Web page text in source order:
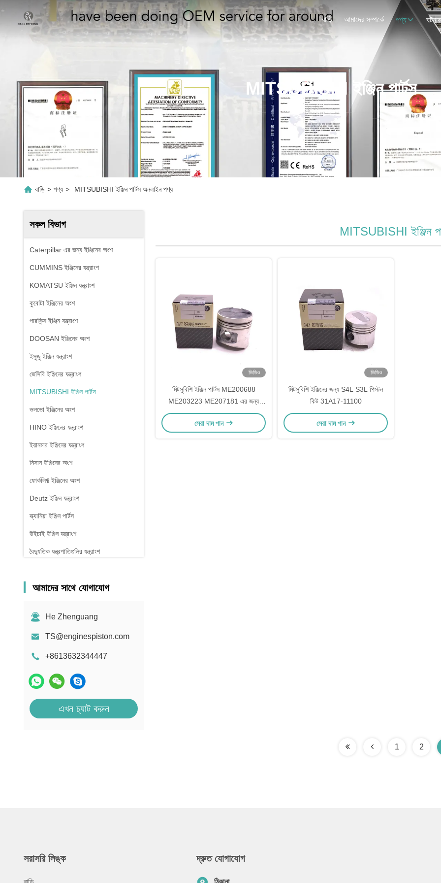
বাড়ি আমাদের সম্পর্কে পণ্য
MITSUBISHI ইঞ্জিন পার্টস
বাড়ি > পণ্য > MITSUBISHI ইঞ্জিন পার্টস অনলাইন পণ্য
সকল বিভাগ
Caterpillar এর জন্য ইঞ্জিনের অংশ
CUMMINS ইঞ্জিনের যন্ত্রাংশ
KOMATSU ইঞ্জিন যন্ত্রাংশ
কুবোটা ইঞ্জিনের অংশ
পারকিন্স ইঞ্জিন যন্ত্রাংশ
DOOSAN ইঞ্জিনের অংশ
ইসুজু ইঞ্জিন যন্ত্রাংশ
জেসিবি ইঞ্জিনের যন্ত্রাংশ
MITSUBISHI ইঞ্জিন পার্টস
ভলভো ইঞ্জিনের অংশ
HINO ইঞ্জিনের যন্ত্রাংশ
ইয়ানমার ইঞ্জিনের যন্ত্রাংশ
নিসান ইঞ্জিনের অংশ
ফোর্কলিফ্ট ইঞ্জিনের অংশ
Deutz ইঞ্জিন যন্ত্রাংশ
স্ক্যানিয়া ইঞ্জিন পার্টস
উইচাই ইঞ্জিন যন্ত্রাংশ
বৈদ্যুতিক যন্ত্রপাতিগুলির যন্ত্রাংশ
আমাদের সাথে যোগাযোগ
He Zhenguang
TS@enginespiston.com
+8613632344447
এখন চ্যাট করুন
MITSUBISHI ইঞ্জিন
ভিডিও
মিটসুবিশি ইঞ্জিন পার্টস ME200688
ME203223 ME207181 এর জন্য
4m40 4m40 টন পিস্টন কিট
সেরা দাম পান
ভিডিও
মিটসুবিশি ইঞ্জিনের জন্য S4L S3L পিস্টন
কিট 31A17-11100
সেরা দাম পান
1 2
সরাসরি লিঙ্ক দ্রুত যোগাযোগ